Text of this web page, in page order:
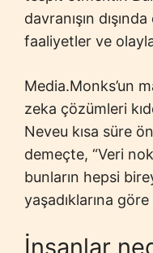
davranışın
faaliyetler ve
Media.Monks’un
zeka çözümleri
Neveu kısa süre
demeçte, “Veri
bunların hepsi
yaşadıklarına
İnsanlar